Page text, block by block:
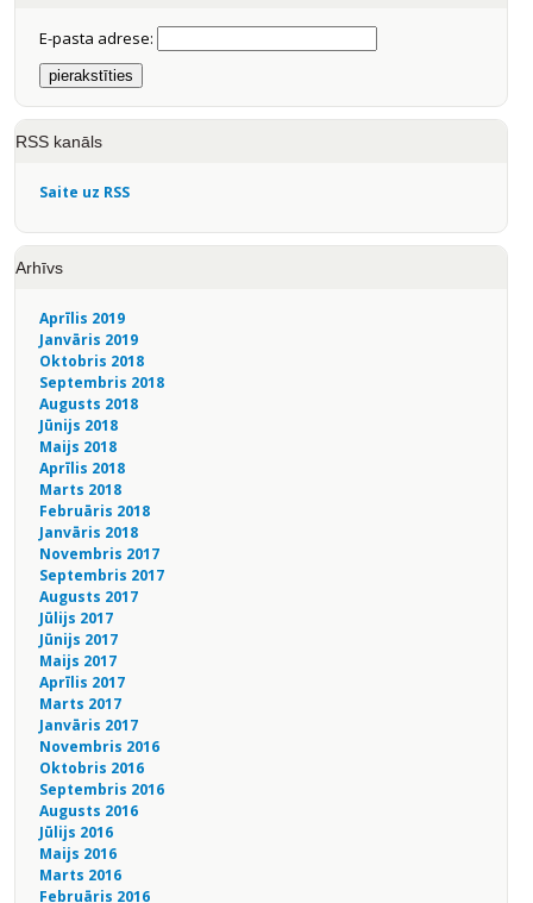
E-pasta adrese:
RSS kanāls
Saite uz RSS
Arhīvs
Aprīlis 2019
Janvāris 2019
Oktobris 2018
Septembris 2018
Augusts 2018
Jūnijs 2018
Maijs 2018
Aprīlis 2018
Marts 2018
Februāris 2018
Janvāris 2018
Novembris 2017
Septembris 2017
Augusts 2017
Jūlijs 2017
Jūnijs 2017
Maijs 2017
Aprīlis 2017
Marts 2017
Janvāris 2017
Novembris 2016
Oktobris 2016
Septembris 2016
Augusts 2016
Jūlijs 2016
Maijs 2016
Marts 2016
Februāris 2016